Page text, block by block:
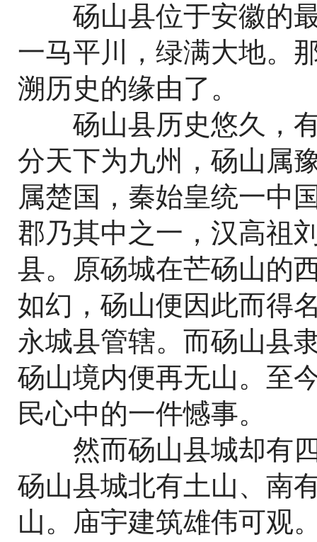
砀山县位于安徽的最
一马平川，绿满大地。
溯历史的缘由了。
砀山县历史悠久，有
分天下为九州，砀山属
属楚国，秦始皇统一中
郡乃其中之一，汉高祖
县。原砀城在芒砀山的
如幻，砀山便因此而得
永城县管辖。而砀山县
砀山境内便再无山。至
民心中的一件憾事。
然而砀山县城却有四
砀山县城北有土山、南
山。庙宇建筑雄伟可观